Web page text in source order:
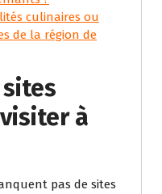
culinaires ou
de la région de
à
pas de sites